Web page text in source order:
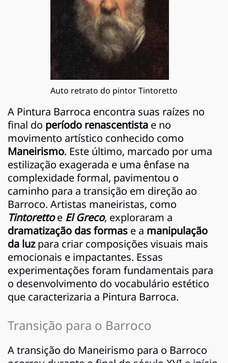
Auto retrato do pintor Tintoretto
A Pintura Barroca encontra suas raízes no
final do período renascentista e no
movimento artístico conhecido como
Maneirismo. Este último, marcado por uma
estilização exagerada e uma ênfase na
complexidade formal, pavimentou o
caminho para a transição em direção ao
Barroco. Artistas maneiristas, como
Tintorettoe El Greco, exploraram a
dramatização das formas e a manipulação
da luzpara criar composições visuais mais
emocionais e impactantes. Essas
experimentações foram fundamentais para
o desenvolvimento do vocabulário estético
que caracterizaria a Pintura Barroca.
Transição para o Barroco
A transição do Maneirismo para o Barroco